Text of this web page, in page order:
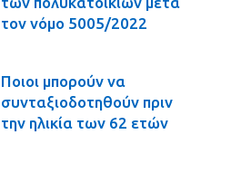
τον νόμο 5005/2022
Ποιοι μπορούν να
συνταξιοδοτηθούν πριν
την ηλικία των 62 ετών